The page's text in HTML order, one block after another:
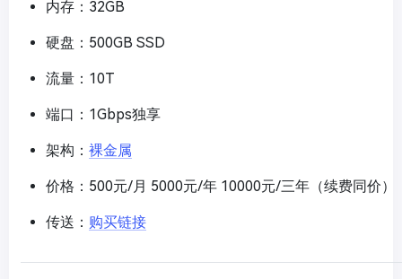
内存：32GB
硬盘：500GB SSD
流量：10T
端口：1Gbps独享
架构： 裸金属
价格：500元/月 5000元/年 10000元/三年（续费同价）
传送： 购买链接